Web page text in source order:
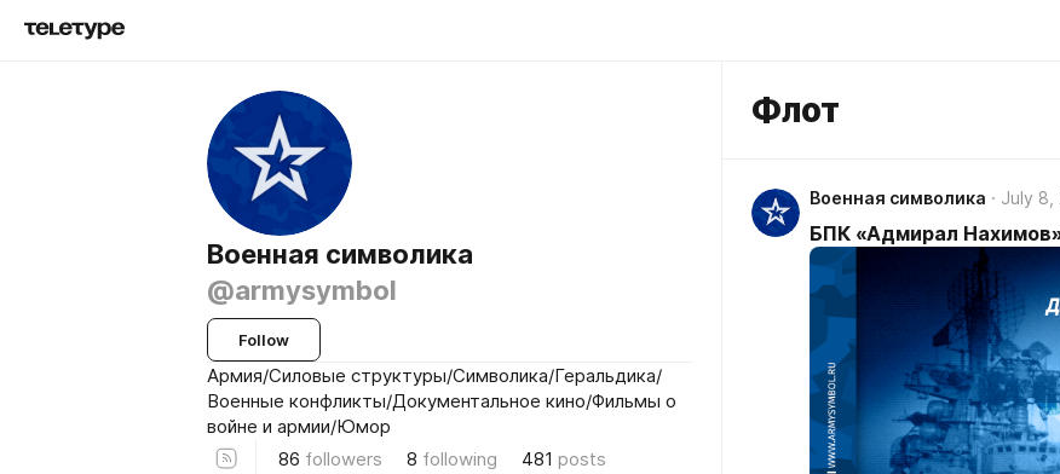
Военная символика
@armysymbol
Follow
Армия/Силовые структуры/Символика/Геральдика/
Военные конфликты/Документальное кино/Фильмы о
войне и армии/Юмор
86 followers 8 following 481 posts
Флот
Военная символика July 8,
БПК «Адмирал